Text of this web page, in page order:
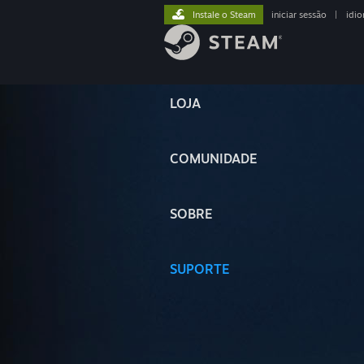
LOJA
COMUNIDADE
SOBRE
SUPORTE
Instale o Steam iniciar sessão